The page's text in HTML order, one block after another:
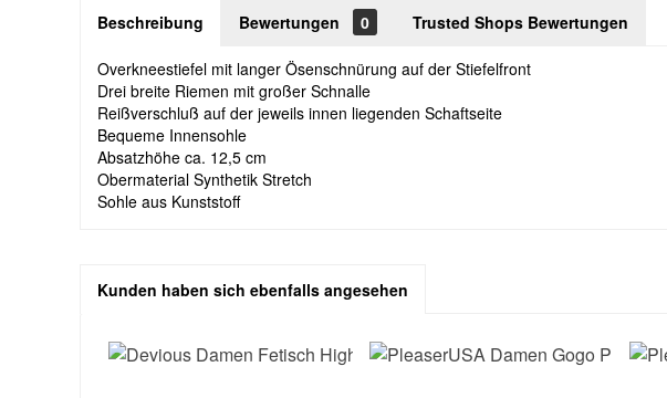
Beschreibung Bewertungen 0 Trusted Shops Bewertungen
Overkneestiefel mit langer Ösenschnürung auf der Stiefelfront
Drei breite Riemen mit großer Schnalle
Reißverschluß auf der jeweils innen liegenden Schaftseite
Bequeme Innensohle
Absatzhöhe ca. 12,5 cm
Obermaterial Synthetik Stretch
Sohle aus Kunststoff
Kunden haben sich ebenfalls angesehen